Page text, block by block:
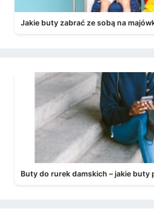
Jakie buty zabrać ze sobą na
Buty do rurek damskich – jakie buty